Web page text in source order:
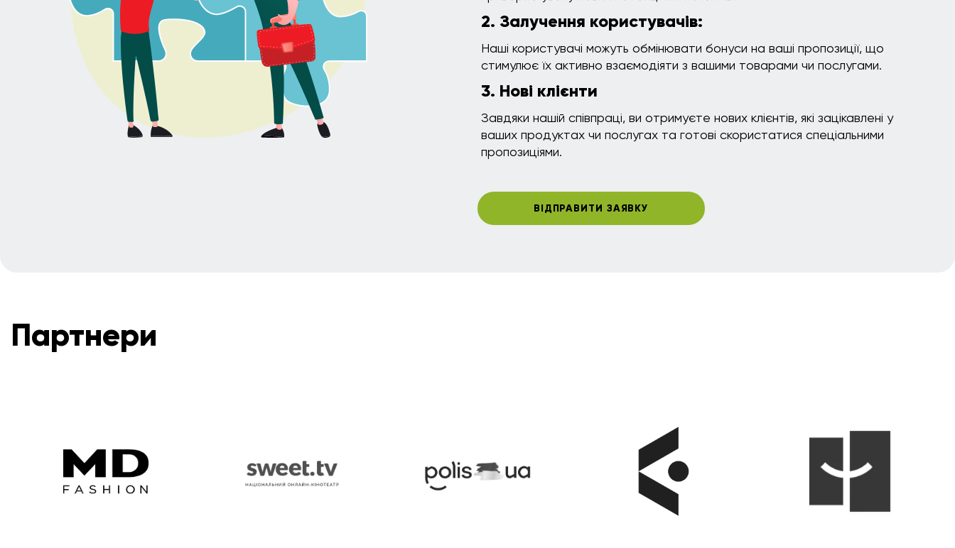
2. Залучення користувачів:
Наші користувачі можуть обмінювати бонуси на ваші пропозиції, що
стимулює їх активно взаємодіяти з вашими товарами чи послугами.
3. Нові клієнти
Завдяки нашій співпраці, ви отримуєте нових клієнтів, які зацікавлені у
ваших продуктах чи послугах та готові скористатися спеціальними
пропозиціями.
ВІДПРАВИТИ ЗАЯВКУ
Партнери